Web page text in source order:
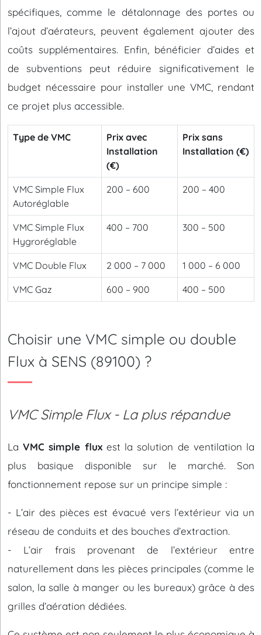
spécifiques, comme le détalonnage des portes ou
l’ajout d’aérateurs, peuvent également ajouter des
coûts supplémentaires. Enfin, bénéficier d’aides et
de subventions peut réduire significativement le
budget nécessaire pour installer une VMC, rendant
ce projet plus accessible.
Type de VMC
Prix avec
Installation
(€)
Prix sans
Installation (€)
VMC Simple Flux
Autoréglable
200 – 600 200 – 400
VMC Simple Flux
Hygroréglable
400 – 700 300 – 500
VMC Double Flux 2 000 – 7 000 1 000 – 6 000
VMC Gaz 600 – 900 400 – 500
Choisir une VMC simple ou double
Flux à SENS (89100) ?
VMC Simple Flux - La plus répandue
LaVMC simple fluxest la solution de ventilation la
plus basique disponible sur le marché. Son
fonctionnement repose sur un principe simple :
- L’air des pièces est évacué vers l’extérieur via un
réseau de conduits et des bouches d’extraction.
- L’air frais provenant de l’extérieur entre
naturellement dans les pièces principales (comme le
salon, la salle à manger ou les bureaux) grâce à des
grilles d’aération dédiées.